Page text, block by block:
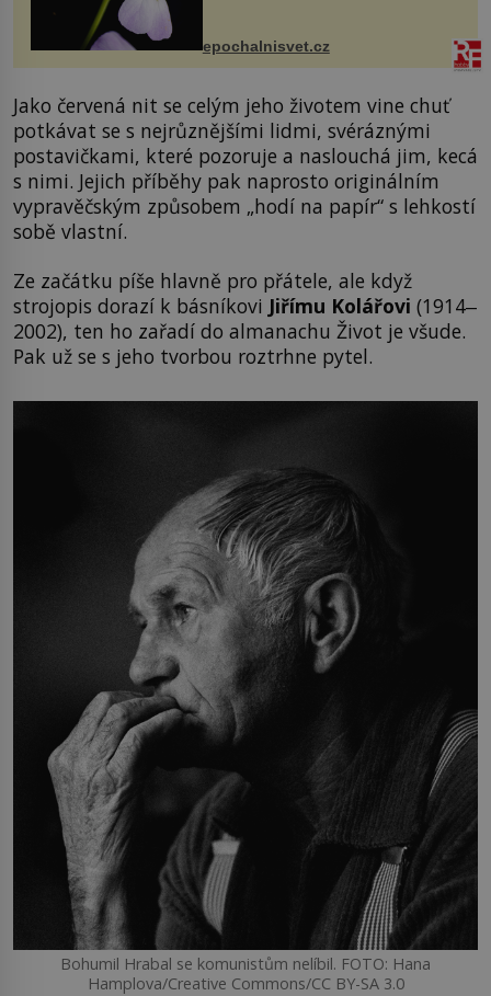
vstupenka...
epochalnisvet.cz
Jako červená nit se celým jeho životem vine chuť
potkávat se s nejrůznějšími lidmi, svéráznými
postavičkami, které pozoruje a naslouchá jim, kecá
s nimi. Jejich příběhy pak naprosto originálním
vypravěčským způsobem „hodí na papír“ s lehkostí
sobě vlastní.
Ze začátku píše hlavně pro přátele, ale když
strojopis dorazí k básníkovi Jiřímu Kolářovi (1914‒
2002), ten ho zařadí do almanachu Život je všude.
Pak už se s jeho tvorbou roztrhne pytel.
Bohumil Hrabal se komunistům nelíbil. FOTO: Hana
Hamplova/Creative Commons/CC BY-SA 3.0